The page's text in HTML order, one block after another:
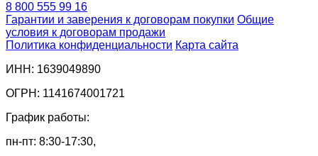
8 800 555 99 16
Гарантии и заверения к договорам покупки Общие
условия к договорам продажи
Политика конфиденциальности Карта сайта
ИНН: 1639049890
ОГРН: 1141674001721
График работы:
пн-пт: 8:30-17:30,